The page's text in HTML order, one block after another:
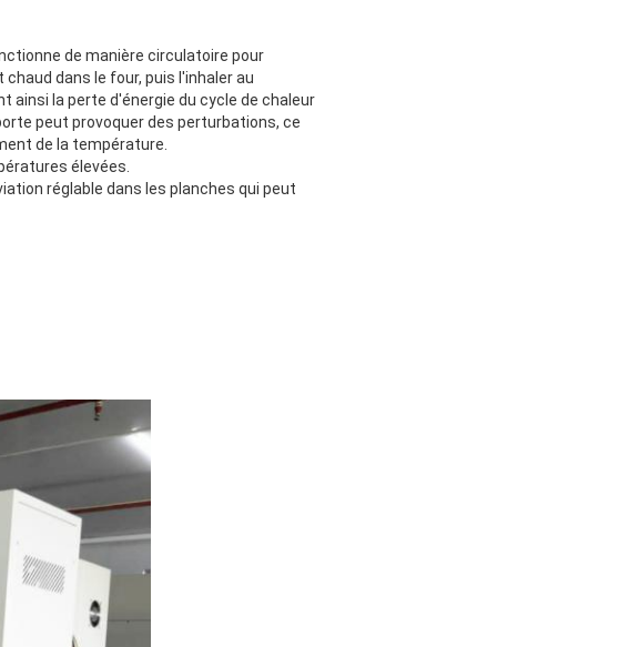
de manière circulatoire pour
dans le four, puis l'inhaler au
ainsi la perte d'énergie du cycle de chaleur
peut provoquer des perturbations, ce
de la température.
élevées.
réglable dans les planches qui peut